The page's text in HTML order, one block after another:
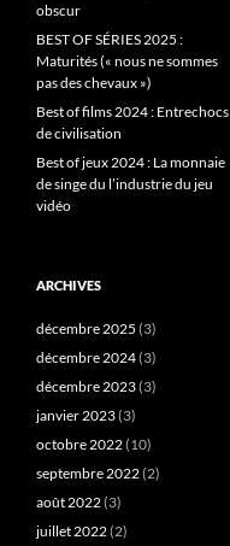
obscur
BEST OF SÉRIES 2025 :
Maturités (« nous ne sommes
pas des chevaux »)
Best of films 2024 : Entrechocs
de civilisation
Best of jeux 2024 : La monnaie
de singe du l’industrie du jeu
vidéo
ARCHIVES
décembre 2025 (3)
décembre 2024(3)
décembre 2023(3)
janvier 2023(3)
octobre 2022(10)
septembre 2022(2)
août 2022(3)
juillet 2022(2)